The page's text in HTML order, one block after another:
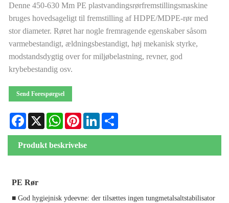
Denne 450-630 Mm PE plastvandingsrørfremstillingsmaskine
bruges hovedsageligt til fremstilling af HDPE/MDPE-rør med
stor diameter. Røret har nogle fremragende egenskaber såsom
varmebestandigt, ældningsbestandigt, høj mekanisk styrke,
modstandsdygtig over for miljøbelastning, revner, god
krybebestandig osv.
Send Forespørgsel
Facebook
X WhatsAppPinterestLinkedIn
Produkt beskrivelse
PE Rør
■ God hygiejnisk ydeevne: der tilsættes ingen tungmetalsaltstabilisator